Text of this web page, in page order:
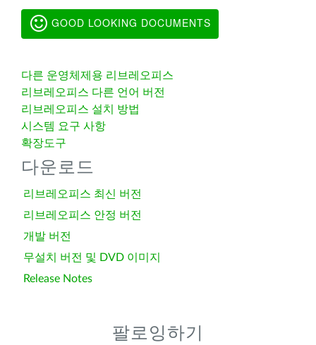
GOOD LOOKING DOCUMENTS
다른 운영체제용 리브레오피스
리브레오피스 다른 언어 버전
리브레오피스 설치 방법
시스템 요구 사항
확장도구
다운로드
리브레오피스 최신 버전
리브레오피스 안정 버전
개발 버전
무설치 버전 및 DVD 이미지
Release Notes
팔로잉하기